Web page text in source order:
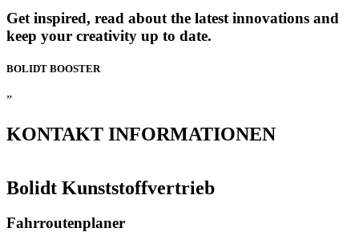
Get inspired, read about the latest innovations and
keep your creativity up to date.
BOLIDT BOOSTER
”
KONTAKT INFORMATIONEN
Bolidt Kunststoffvertrieb
Fahrroutenplaner